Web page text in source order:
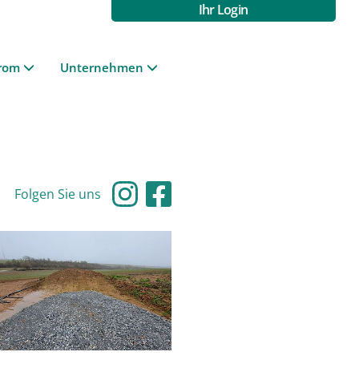
Ihr Login
Unternehmen
Folgen Sie uns